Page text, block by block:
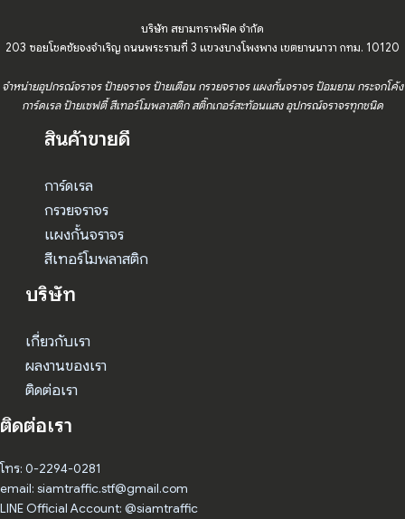
บริษัท สยามทราฟฟิค จำกัด
203 ซอยโชคชัยจงจำเริญ ถนนพระรามที่ 3 แขวงบางโพงพาง เขตยานนาวา กทม. 10120
จำหน่ายอุปกรณ์จราจร ป้ายจราจร ป้ายเตือน กรวยจราจร แผงกั้นจราจร ป้อมยาม กระจกโค้ง
การ์ดเรล ป้ายเซฟตี้ สีเทอร์โมพลาสติก สติ๊กเกอร์สะท้อนแสง อุปกรณ์จราจรทุกชนิด
สินค้าขายดี
การ์ดเรล
กรวยจราจร
แผงกั้นจราจร
สีเทอร์โมพลาสติก
บริษัท
เกี่ยวกับเรา
ผลงานของเรา
ติดต่อเรา
ติดต่อเรา
โทร: 0-2294-0281
email: siamtraffic.stf@gmail.com
LINE Official Account: @siamtraffic